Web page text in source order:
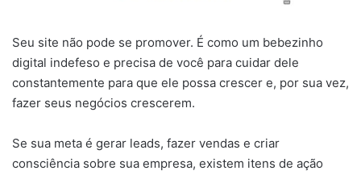
Seu site não pode se promover. É como um bebezinho
digital indefeso e precisa de você para cuidar dele
constantemente para que ele possa crescer e, por sua vez,
fazer seus negócios crescerem.
Se sua meta é gerar leads, fazer vendas e criar
consciência sobre sua empresa, existem itens de ação